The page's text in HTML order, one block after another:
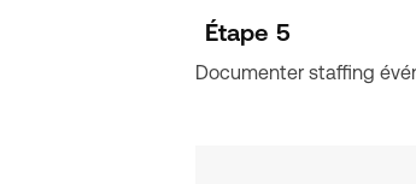
Étape 5
Documenter staffing